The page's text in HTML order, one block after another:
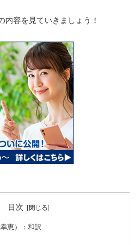
内容を見ていきましょう！
目次
恵）：和訳